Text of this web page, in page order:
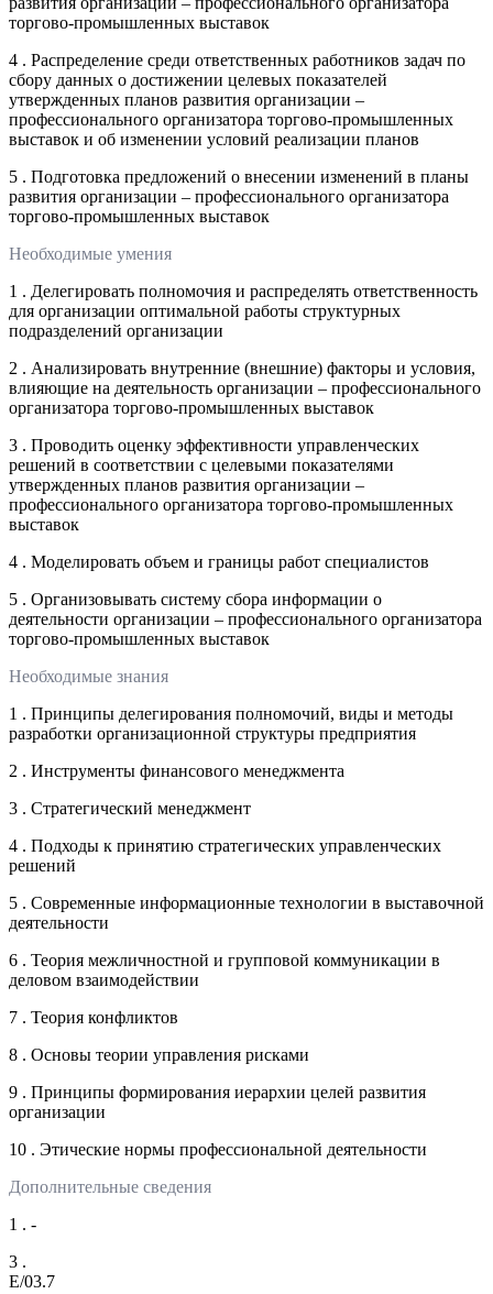
торгово-промышленных выставок
4 . Распределение среди ответственных работников задач по
сбору данных о достижении целевых показателей
утвержденных планов развития организации –
профессионального организатора торгово-промышленных
выставок и об изменении условий реализации планов
5 . Подготовка предложений о внесении изменений в планы
развития организации – профессионального организатора
торгово-промышленных выставок
Необходимые умения
1 . Делегировать полномочия и распределять ответственность
для организации оптимальной работы структурных
подразделений организации
2 . Анализировать внутренние (внешние) факторы и условия,
влияющие на деятельность организации – профессионального
организатора торгово-промышленных выставок
3 . Проводить оценку эффективности управленческих
решений в соответствии с целевыми показателями
утвержденных планов развития организации –
профессионального организатора торгово-промышленных
выставок
4 . Моделировать объем и границы работ специалистов
5 . Организовывать систему сбора информации о
деятельности организации – профессионального организатора
торгово-промышленных выставок
Необходимые знания
1 . Принципы делегирования полномочий, виды и методы
разработки организационной структуры предприятия
2 . Инструменты финансового менеджмента
3 . Стратегический менеджмент
4 . Подходы к принятию стратегических управленческих
решений
5 . Современные информационные технологии в выставочной
деятельности
6 . Теория межличностной и групповой коммуникации в
деловом взаимодействии
7 . Теория конфликтов
8 . Основы теории управления рисками
9 . Принципы формирования иерархии целей развития
организации
10 . Этические нормы профессиональной деятельности
Дополнительные сведения
1 . -
3 .
E/03.7